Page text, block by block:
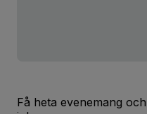
Få heta evenemang